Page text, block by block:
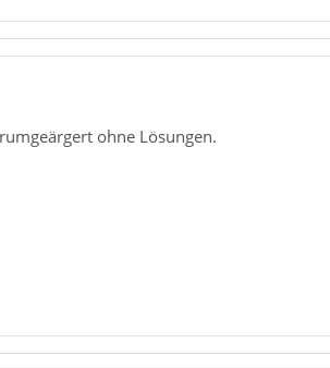
ohne Lösungen.